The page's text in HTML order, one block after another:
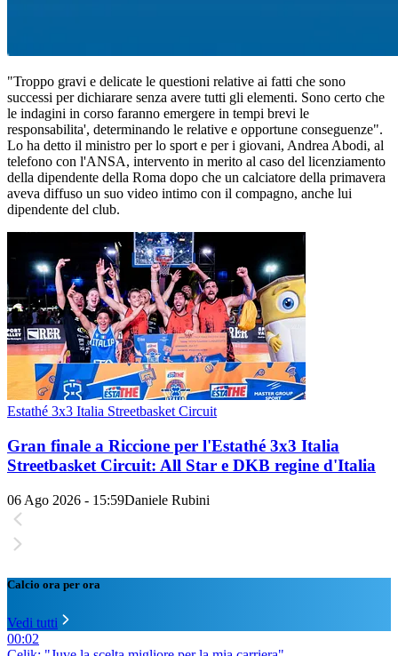
"Troppo gravi e delicate le questioni relative ai fatti che sono
successi per dichiarare senza avere tutti gli elementi. Sono certo che
le indagini in corso faranno emergere in tempi brevi le
responsabilita', determinando le relative e opportune conseguenze".
Lo ha detto il ministro per lo sport e per i giovani, Andrea Abodi, al
telefono con l'ANSA, intervento in merito al caso del licenziamento
della dipendente della Roma dopo che un calciatore della primavera
aveva diffuso un suo video intimo con il compagno, anche lui
dipendente del club.
Estathé 3x3 Italia Streetbasket Circuit
Gran finale a Riccione per l'Estathé 3x3 Italia
Streetbasket Circuit: All Star e DKB regine d'Italia
06 Ago 2026 - 15:59Daniele Rubini
Calcio ora per ora
Vedi tutti
00:02